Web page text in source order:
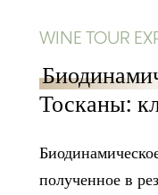
WINE TOUR
Тосканы:
полученное в